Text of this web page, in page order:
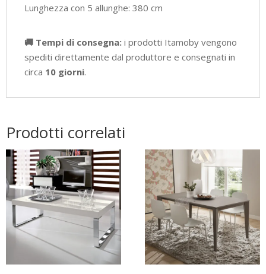
Lunghezza con 5 allunghe: 380 cm
🚚 Tempi di consegna: i prodotti Itamoby vengono
spediti direttamente dal produttore e consegnati in
circa 10 giorni.
Prodotti correlati